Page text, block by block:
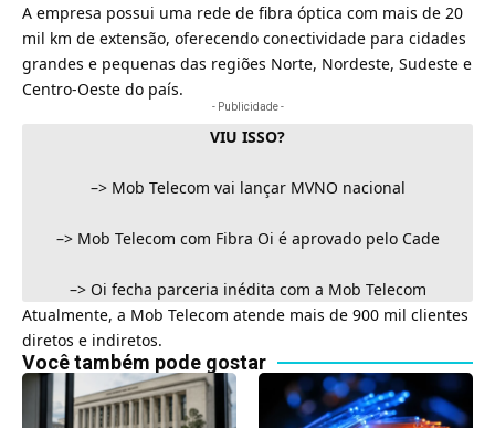
A empresa possui uma rede de fibra óptica com mais de 20
mil km de extensão, oferecendo conectividade para cidades
grandes e pequenas das regiões Norte, Nordeste, Sudeste e
Centro-Oeste do país.
- Publicidade -
VIU ISSO?
–> Mob Telecom vai lançar MVNO nacional
–> Mob Telecom com Fibra Oi é aprovado pelo Cade
–> Oi fecha parceria inédita com a Mob Telecom
Atualmente, a Mob Telecom atende mais de 900 mil clientes
diretos e indiretos.
Você também pode gostar